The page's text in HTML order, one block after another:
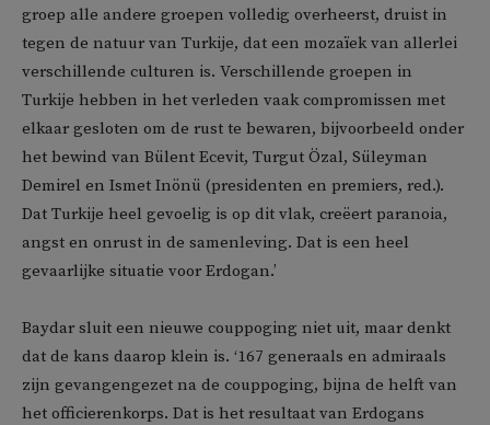
groep alle andere groepen volledig overheerst, druist in
tegen de natuur van Turkije, dat een mozaïek van allerlei
verschillende culturen is. Verschillende groepen in
Turkije hebben in het verleden vaak compromissen met
elkaar gesloten om de rust te bewaren, bijvoorbeeld onder
het bewind van Bülent Ecevit, Turgut Özal, Süleyman
Demirel en Ismet Inönü (presidenten en premiers, red.).
Dat Turkije heel gevoelig is op dit vlak, creëert paranoia,
angst en onrust in de samenleving. Dat is een heel
gevaarlijke situatie voor Erdogan.’
Baydar sluit een nieuwe couppoging niet uit, maar denkt
dat de kans daarop klein is. ‘167 generaals en admiraals
zijn gevangengezet na de couppoging, bijna de helft van
het officierenkorps. Dat is het resultaat van Erdogans